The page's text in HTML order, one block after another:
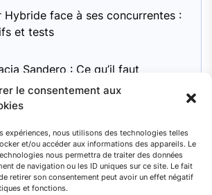
le consentement aux
expériences, nous utilisons des technologies telles
et/ou accéder aux informations des appareils. Le
nous permettra de traiter des données
de navigation ou les ID uniques sur ce site. Le fait
retirer son consentement peut avoir un effet négatif
et fonctions.
Hybride face à ses concurrentes :
et tests
Sandero : Ce qu’il faut
quel entretien recommandé